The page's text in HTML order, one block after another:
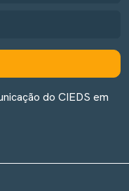
do CIEDS em